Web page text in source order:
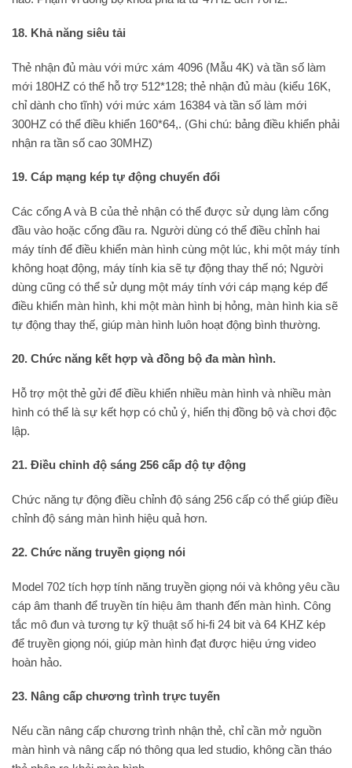
18. Khả năng siêu tải
Thẻ nhận đủ màu với mức xám 4096 (Mẫu 4K) và tần số làm
mới 180HZ có thể hỗ trợ 512*128; thẻ nhận đủ màu (kiểu 16K,
chỉ dành cho tĩnh) với mức xám 16384 và tần số làm mới
300HZ có thể điều khiển 160*64,. (Ghi chú: bảng điều khiển phải
nhận ra tần số cao 30MHZ)
19. Cáp mạng kép tự động chuyển đổi
Các cổng A và B của thẻ nhận có thể được sử dụng làm cổng
đầu vào hoặc cổng đầu ra. Người dùng có thể điều chỉnh hai
máy tính để điều khiển màn hình cùng một lúc, khi một máy tính
không hoạt động, máy tính kia sẽ tự động thay thế nó; Người
dùng cũng có thể sử dụng một máy tính với cáp mạng kép để
điều khiển màn hình, khi một màn hình bị hỏng, màn hình kia sẽ
tự động thay thế, giúp màn hình luôn hoạt động bình thường.
20. Chức năng kết hợp và đồng bộ đa màn hình.
Hỗ trợ một thẻ gửi để điều khiển nhiều màn hình và nhiều màn
hình có thể là sự kết hợp có chủ ý, hiển thị đồng bộ và chơi độc
lập.
21. Điều chỉnh độ sáng 256 cấp độ tự động
Chức năng tự động điều chỉnh độ sáng 256 cấp có thể giúp điều
chỉnh độ sáng màn hình hiệu quả hơn.
22. Chức năng truyền giọng nói
Model 702 tích hợp tính năng truyền giọng nói và không yêu cầu
cáp âm thanh để truyền tín hiệu âm thanh đến màn hình. Công
tắc mô đun và tương tự kỹ thuật số hi-fi 24 bit và 64 KHZ kép
để truyền giọng nói, giúp màn hình đạt được hiệu ứng video
hoàn hảo.
23. Nâng cấp chương trình trực tuyến
Nếu cần nâng cấp chương trình nhận thẻ, chỉ cần mở nguồn
màn hình và nâng cấp nó thông qua led studio, không cần tháo